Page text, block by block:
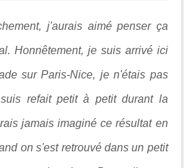
j'aurais aimé penser ça
Honnêtement, je suis arrivé ici
sur Paris-Nice, je n'étais pas
refait petit à petit durant la
jamais imaginé ce résultat en
on s'est retrouvé dans un petit